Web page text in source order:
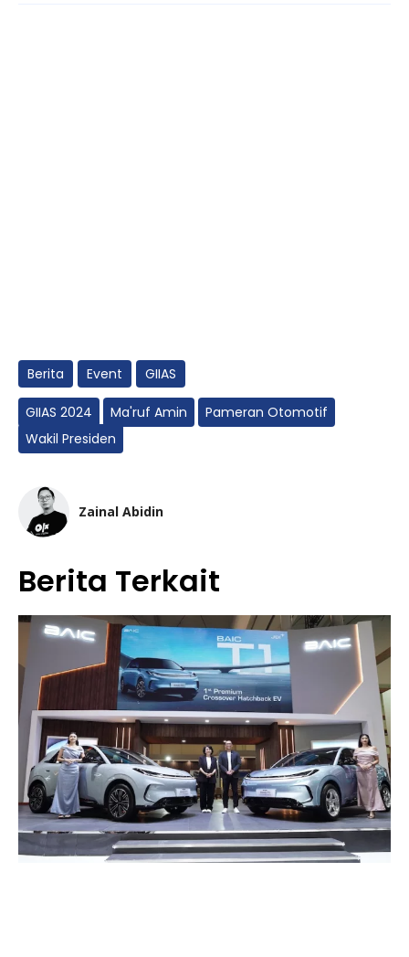
Berita Event GIIAS
GIIAS 2024 Ma'ruf Amin
Pameran Otomotif
Wakil Presiden
Zainal Abidin
Berita Terkait